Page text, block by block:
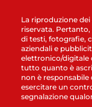
La riproduzione
riservata. Pertanto,
di testi, fotografie,
aziendali e
elettronico/digitale
tutto quanto è
non è
esercitare un
segnalazione